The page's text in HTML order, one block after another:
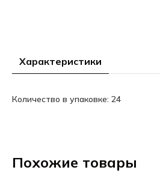
Характеристики
Количество в упаковке: 24
Похожие товары